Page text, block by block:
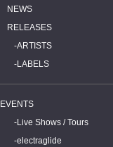
NEWS
RELEASES
ARTISTS
LABELS
EVENTS
Live Shows / Tours
electraglide